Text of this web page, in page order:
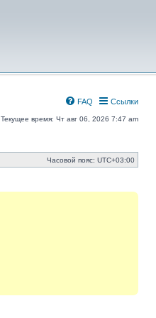
Ссылки
FAQ
Текущее время: Чт авг 06, 2026 7:47 am
Часовой пояс: UTC+03:00